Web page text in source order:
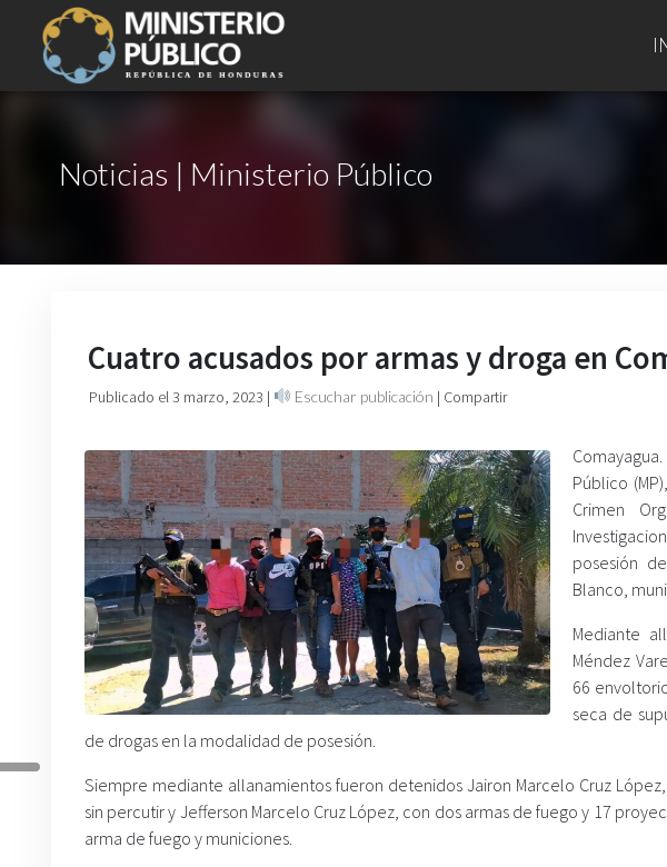
Noticias | Ministerio Público
Cuatro acusados por armas y droga en
Publicado el 3 marzo, 2023 | Escuchar publicación | Compartir
Público
Crimen
posesión
Blanco,
Mediante
Méndez
66
seca de
de drogas en la modalidad de posesión.
Siempre mediante allanamientos fueron detenidos Jairon Marcelo Cruz
sin percutir y Jefferson Marcelo Cruz López, con dos armas de fuego y 17
arma de fuego y municiones.